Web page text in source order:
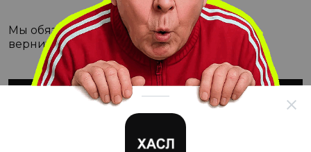
Мы обязательно с этим разберёмся, а пока
вернитесь на Главную
ВЕРНУТЬСЯ НА ГЛАВНУЮ